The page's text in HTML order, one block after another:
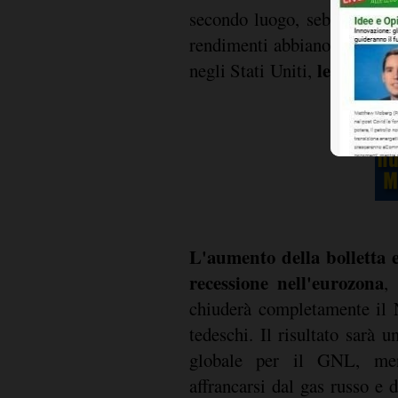
secondo luogo, sebbene
rendimenti abbiano
negli Stati Uniti, le
L'aumento della bolletta
recessione nell'eurozona,
chiuderà completamente
tedeschi. Il risultato sarà
globale per il GNL,
affrancarsi dal gas russo e